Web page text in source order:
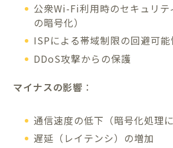
公衆Wi-Fi利用時のセキュリテ
の暗号化）
ISPによる帯域制限の回避可能
DDoS攻撃からの保護
マイナスの影響 ：
通信速度の低下（暗号化処理に
遅延（レイテンシ）の増加